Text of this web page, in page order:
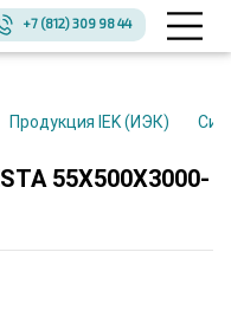
+7 (812) 309 98 44
Продукция IEK (ИЭК)
55Х500Х3000-